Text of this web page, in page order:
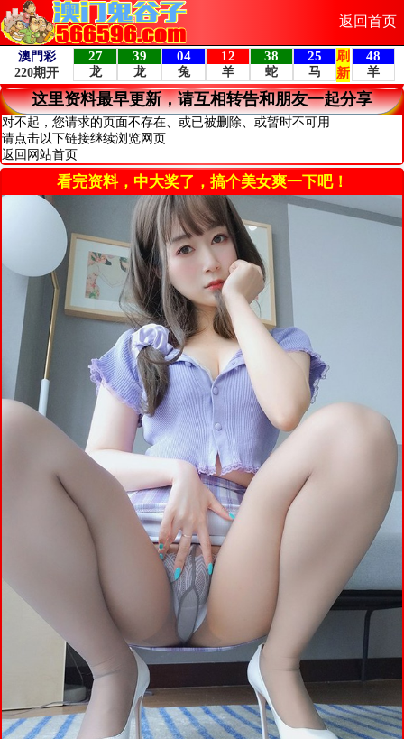
返回首页
这里资料最早更新，请互相转告和朋友一起分享
对不起，您请求的页面不存在、或已被删除、或暂时不可用
请点击以下链接继续浏览网页
返回网站首页
看完资料，中大奖了，搞个美女爽一下吧！